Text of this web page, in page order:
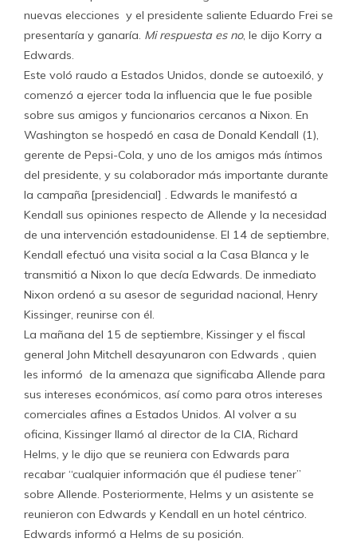
nuevas elecciones y el presidente saliente Eduardo Frei se
presentaría y ganaría. Mi respuesta es no, le dijo Korry a
Edwards.
Este voló raudo a Estados Unidos, donde se autoexiló, y
comenzó a ejercer toda la influencia que le fue posible
sobre sus amigos y funcionarios cercanos a Nixon. En
Washington se hospedó en casa de Donald Kendall (1),
gerente de Pepsi-Cola, y uno de los amigos más íntimos
del presidente, y su colaborador más importante durante
la campaña [presidencial] . Edwards le manifestó a
Kendall sus opiniones respecto de Allende y la necesidad
de una intervención estadounidense. El 14 de septiembre,
Kendall efectuó una visita social a la Casa Blanca y le
transmitió a Nixon lo que decía Edwards. De inmediato
Nixon ordenó a su asesor de seguridad nacional, Henry
Kissinger, reunirse con él.
La mañana del 15 de septiembre, Kissinger y el fiscal
general John Mitchell desayunaron con Edwards , quien
les informó de la amenaza que significaba Allende para
sus intereses económicos, así como para otros intereses
comerciales afines a Estados Unidos. Al volver a su
oficina, Kissinger llamó al director de la CIA, Richard
Helms, y le dijo que se reuniera con Edwards para
recabar “cualquier información que él pudiese tener”
sobre Allende. Posteriormente, Helms y un asistente se
reunieron con Edwards y Kendall en un hotel céntrico.
Edwards informó a Helms de su posición.